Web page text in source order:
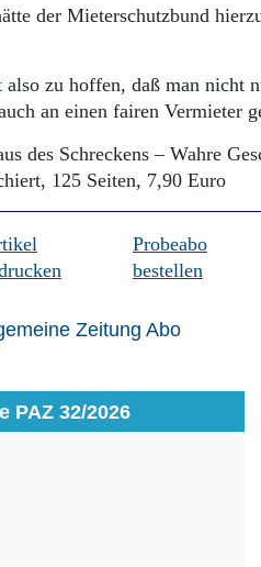
der Mieterschutzbund
zu hoffen, daß man nicht
auch an einen fairen
des Schreckens – Wahre
125 Seiten, 7,90 Euro
Probeabo
bestellen
PAZ 32/2026